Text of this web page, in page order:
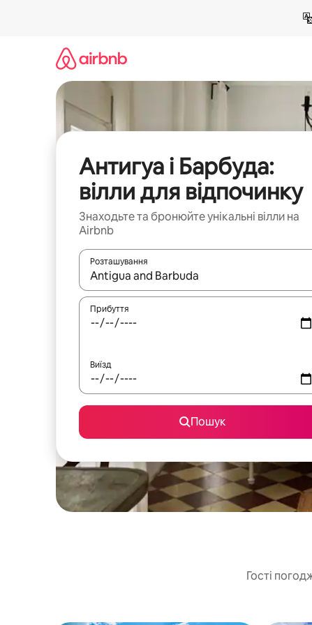
Антигуа і Барбуда:
вілли для відпочинку
Знаходьте та бронюйте унікальні вілли на
Airbnb
Розташування
Отримавши результати пошуку, використовуйте
Прибуття
Виїзд
Пошук
Гості